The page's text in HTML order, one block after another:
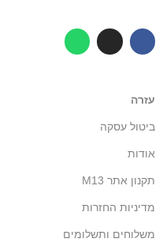
עזרה
ביטול עסקה
אודות
תקנון אתר M13
מדיניות החזרות
משלוחים ותשלומים